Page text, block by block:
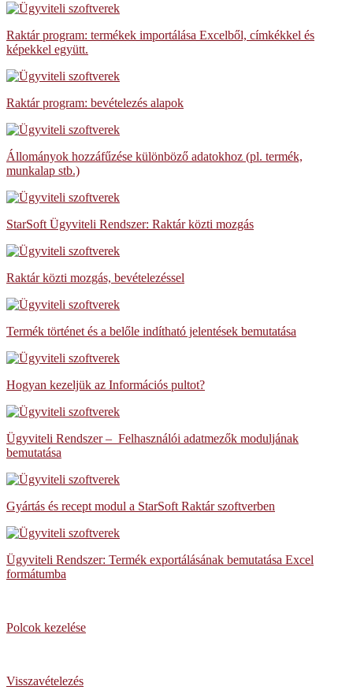
Raktár program: termékek importálása Excelből, címkékkel és
képekkel együtt.
Raktár program: bevételezés alapok
Állományok hozzáfűzése különböző adatokhoz (pl. termék,
munkalap stb.)
StarSoft Ügyviteli Rendszer: Raktár közti mozgás
Raktár közti mozgás, bevételezéssel
Termék történet és a belőle indítható jelentések bemutatása
Hogyan kezeljük az Információs pultot?
Ügyviteli Rendszer – Felhasználói adatmezők moduljának
bemutatása
Gyártás és recept modul a StarSoft Raktár szoftverben
Ügyviteli Rendszer: Termék exportálásának bemutatása Excel
formátumba
Polcok kezelése
Visszavételezés